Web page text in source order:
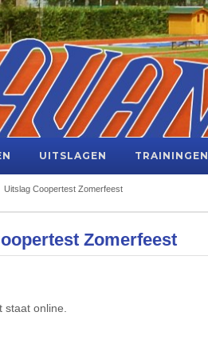
UITSLAGEN TRAININGEN
Uitslag Coopertest Zomerfeest
Zomerfeest
online.